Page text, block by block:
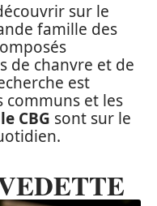
sur le
famille des
de chanvre et de
est
communs et les
CBG sont sur le